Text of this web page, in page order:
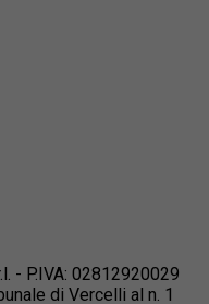
- P.IVA: 02812920029
di Vercelli al n. 1